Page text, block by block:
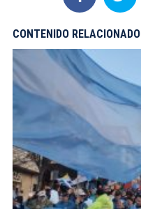
CONTENIDO RELACIONADO